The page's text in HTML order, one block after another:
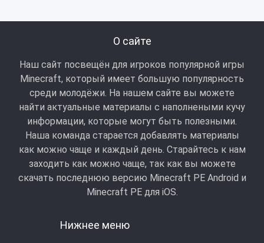
О сайте
Наш сайт посвещён для игроков популярной игры
Minecraft, который имеет большую популярность
среди молодёжи. На нашем сайте вы можете
найти актуальные материалы с наполнеными кучу
информации, которые могут быть полезными.
Наша команда старается добавлять материалы
как можно чаще и каждый день. Старайтесь к нам
заходить как можно чаще, так как вы можете
скачать последнюю версию Minecraft PE Android и
Minecraft РЕ для iOS.
Нижнее меню